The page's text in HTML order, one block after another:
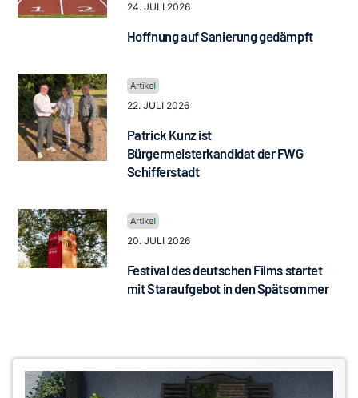
24. JULI 2026
Hoffnung auf Sanierung gedämpft
22. JULI 2026
Patrick Kunz ist
Bürgermeisterkandidat der FWG
Schifferstadt
20. JULI 2026
Festival des deutschen Films startet
mit Staraufgebot in den Spätsommer